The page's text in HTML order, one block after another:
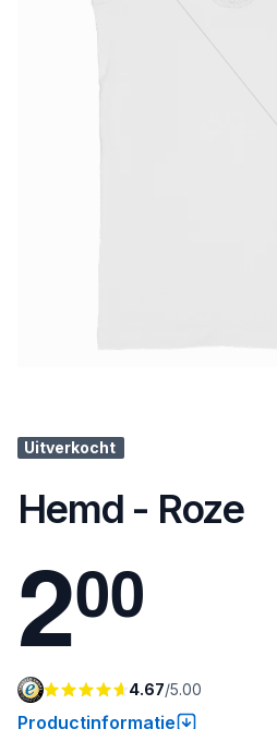
Uitverkocht
Hemd - Roze
200
4.67/5.00
Productinformatie